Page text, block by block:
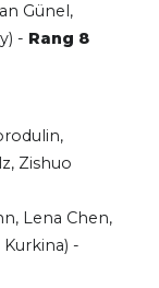
Günel,
- Rang 8
Zishuo
Lena Chen,
-